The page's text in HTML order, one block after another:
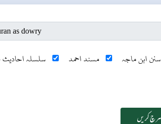
سنن ابن ماجہ مسند احمد
سلسلہ